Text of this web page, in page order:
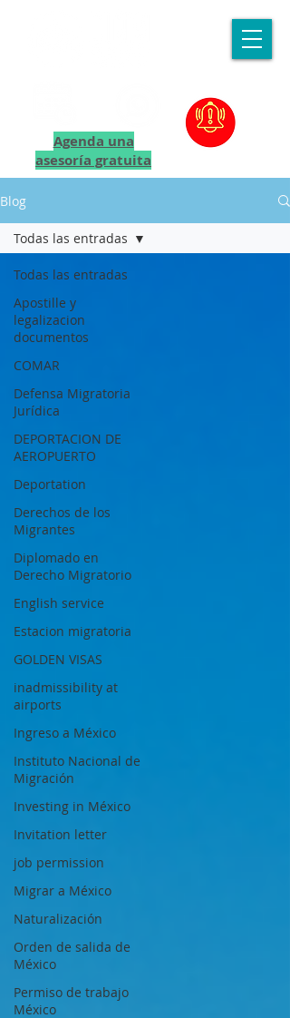
Agenda una
asesoría gratuita
Blog
Todas las entradas
Apostille y
legalizacion
documentos
COMAR
Defensa Migratoria
Jurídica
DEPORTACION DE
AEROPUERTO
Deportation
Derechos de los
Migrantes
Diplomado en
Derecho Migratorio
English service
Estacion migratoria
GOLDEN VISAS
inadmissibility at
airports
Ingreso a México
Instituto Nacional de
Migración
Investing in México
Invitation letter
job permission
Migrar a México
Naturalización
Orden de salida de
México
Permiso de trabajo
México
Todas las entradas